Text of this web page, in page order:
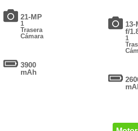
21-MP
1
Trasera
Cámara
3900
mAh
13-
f/
1